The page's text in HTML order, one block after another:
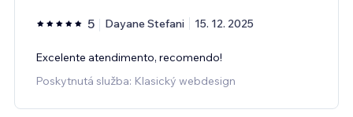
5 Dayane Stefani 15. 12. 2025
Excelente atendimento, recomendo!
Poskytnutá služba: Klasický webdesign